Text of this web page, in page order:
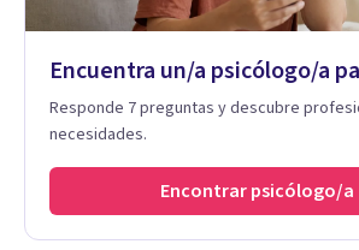
Encuentra un/a psicólogo/a
Responde 7 preguntas y descubre
necesidades.
Encontrar psicólogo/a